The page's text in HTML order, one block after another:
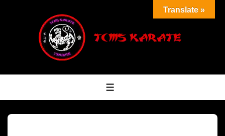
MENU
Translate »